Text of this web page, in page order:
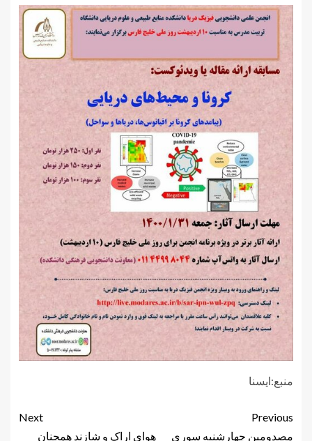
منبع:ایسنا
Previous
مصدومین چهارشنبه سوری
Next
هوای اراک و شازند همچنان